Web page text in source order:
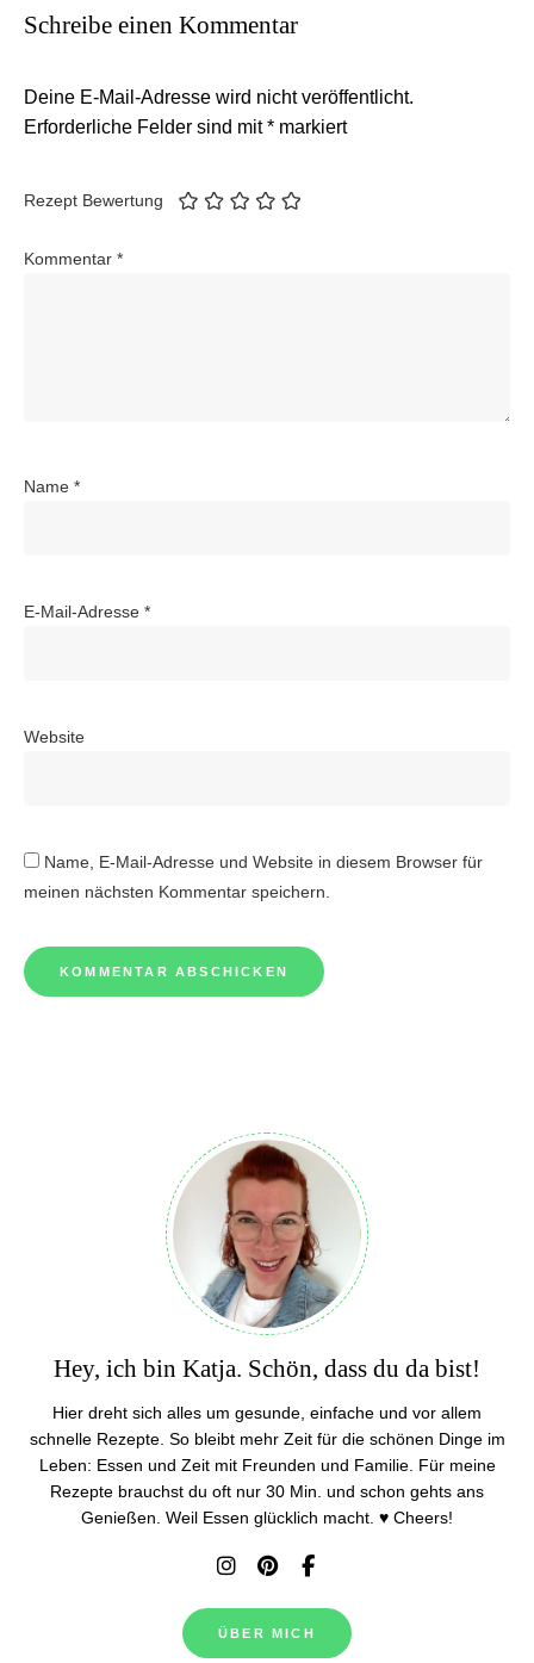
Schreibe einen Kommentar
Deine E-Mail-Adresse wird nicht veröffentlicht.
Erforderliche Felder sind mit* markiert
Rezept Bewertung
Kommentar *
Name *
E-Mail-Adresse *
Website
Name, E-Mail-Adresse und Website in diesem Browser für
meinen nächsten Kommentar speichern.
Hey, ich bin Katja. Schön, dass du da bist!
Hier dreht sich alles um gesunde, einfache und vor allem
schnelle Rezepte. So bleibt mehr Zeit für die schönen Dinge im
Leben: Essen und Zeit mit Freunden und Familie. Für meine
Rezepte brauchst du oft nur 30 Min. und schon gehts ans
Genießen. Weil Essen glücklich macht. ♥ Cheers!
ÜBER MICH